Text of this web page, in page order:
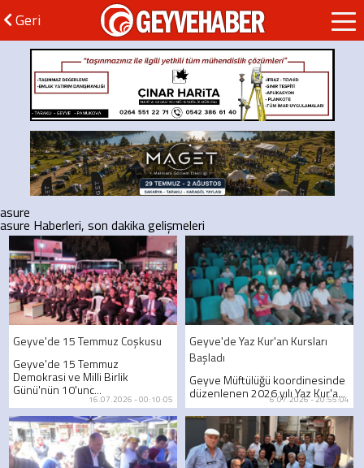
Geri GEYVEHABER
asure
asure Haberleri, son dakika gelişmeleri
Geyve'de 15 Temmuz Coşkusu
Geyve'de 15 Temmuz
Demokrasi ve Milli Birlik
Günü'nün 10'unc...
16.07.2026 - 00:10:05
Geyve'de Yaz Kur'an Kursları
Başladı
Geyve Müftülüğü koordinesinde
düzenlenen 2026 yılı Yaz Kur'a...
6.07.2026 - 20:55:04